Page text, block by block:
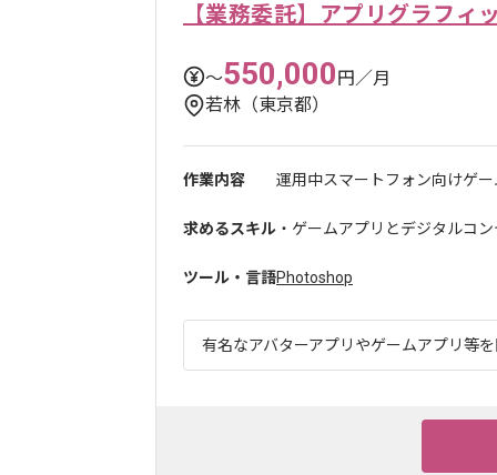
【業務委託】アプリグラフィ
〜550,000円／月
若林（東京都）
作業内容 運用中スマートフォン向けゲ
求めるスキル ・ゲームアプリとデジタルコ
ツール・言語Photoshop
有名なアバターアプリやゲームアプリ等